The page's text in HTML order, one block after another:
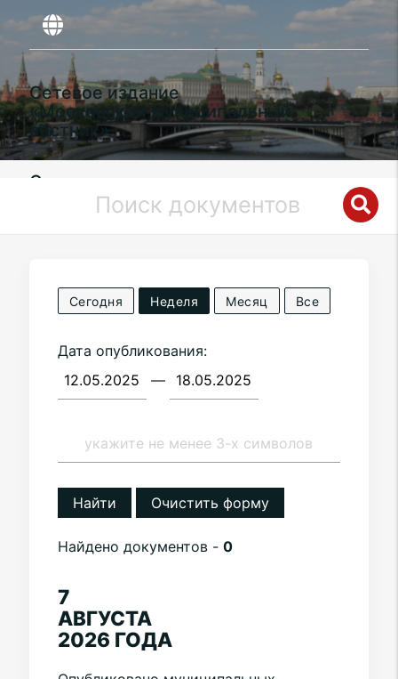
Сетевое издание
«Московский муниципальный
вестник»
Органы местного самоуправления
муниципального округаКосино-
Ухтомский в городе Москве
Сегодня Неделя Месяц Все
Дата опубликования:
—
Найти Очистить форму
Найдено документов - 0
7
АВГУСТА
2026 ГОДА